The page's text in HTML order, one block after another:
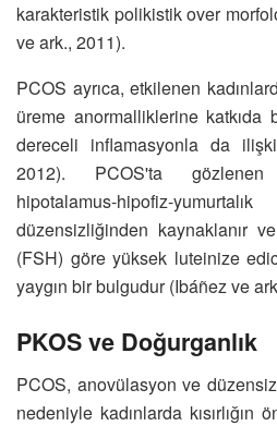
karakteristik polikistik over
ve ark., 2011).
PCOS ayrıca, etkilenen
üreme anormalliklerine
dereceli inflamasyonla da
2012). PCOS'ta
hipotalamus-hipofiz-
düzensizliğinden kaynaklanır
(FSH) göre yüksek luteinize
yaygın bir bulgudur (Ibáñez ve
PKOS ve Doğurganlık
PCOS, anovülasyon ve
nedeniyle kadınlarda